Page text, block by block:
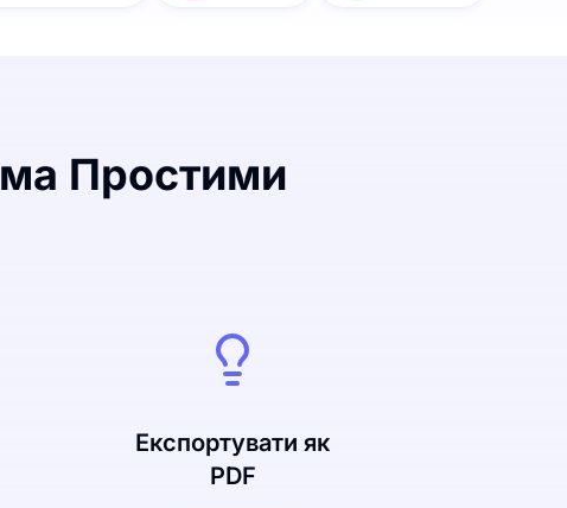
Простими
Експортувати як
PDF